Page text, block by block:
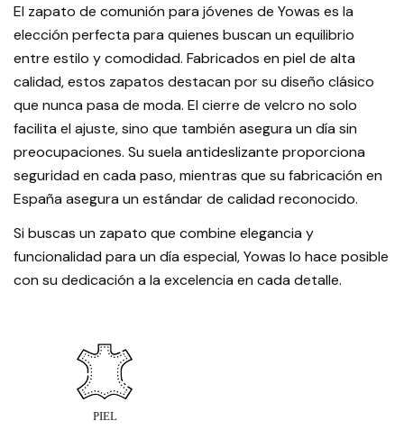
El zapato de comunión para jóvenes de Yowas es la
elección perfecta para quienes buscan un equilibrio
entre estilo y comodidad. Fabricados en piel de alta
calidad, estos zapatos destacan por su diseño clásico
que nunca pasa de moda. El cierre de velcro no solo
facilita el ajuste, sino que también asegura un día sin
preocupaciones. Su suela antideslizante proporciona
seguridad en cada paso, mientras que su fabricación en
España asegura un estándar de calidad reconocido.
Si buscas un zapato que combine elegancia y
funcionalidad para un día especial, Yowas lo hace posible
con su dedicación a la excelencia en cada detalle.